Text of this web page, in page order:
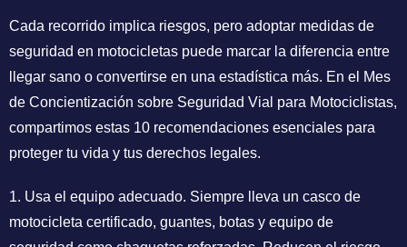
Cada recorrido implica riesgos, pero adoptar medidas de
seguridad en motocicletas puede marcar la diferencia entre
llegar sano o convertirse en una estadística más. En el Mes
de Concientización sobre Seguridad Vial para Motociclistas,
compartimos estas 10 recomendaciones esenciales para
proteger tu vida y tus derechos legales.
1. Usa el equipo adecuado. Siempre lleva un casco de
motocicleta certificado, guantes, botas y equipo de